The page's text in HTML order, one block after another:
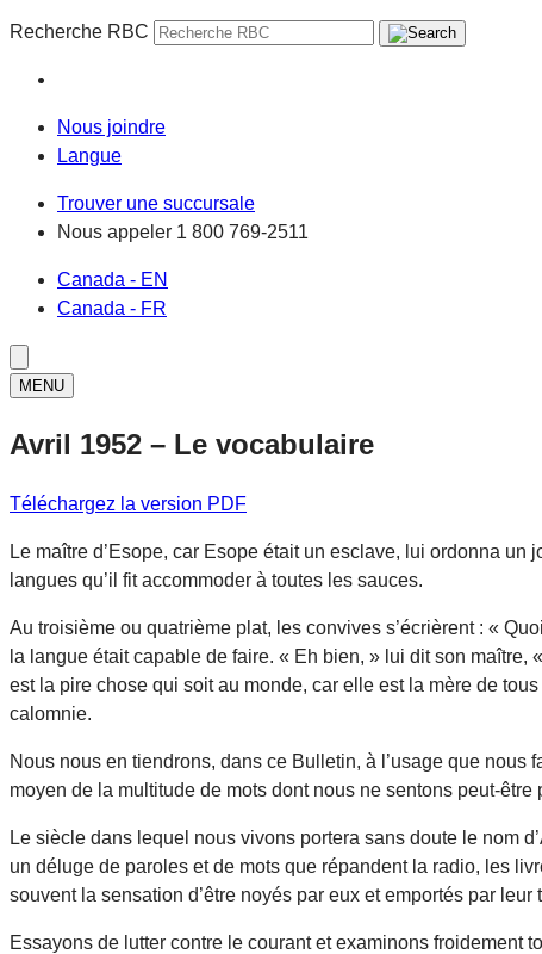
Recherche RBC
Nous joindre
Langue
Trouver une succursale
Nous appeler 1 800 769-2511
Canada - EN
Canada - FR
MENU
Avril 1952 – Le vocabulaire
Téléchargez la version PDF
Le maître d’Esope, car Esope était un esclave, lui ordonna
langues qu’il fit accommoder à toutes les sauces.
Au troisième ou quatrième plat, les convives s’écrièrent : «
la langue était capable de faire. « Eh bien, » lui dit son
est la pire chose qui soit au monde, car elle est la mère de
calomnie.
Nous nous en tiendrons, dans ce Bulletin, à l’usage que
moyen de la multitude de mots dont nous ne sentons peut-être
Le siècle dans lequel nous vivons portera sans doute le nom
un déluge de paroles et de mots que répandent la radio, les
souvent la sensation d’être noyés par eux et emportés par leur
Essayons de lutter contre le courant et examinons froidement